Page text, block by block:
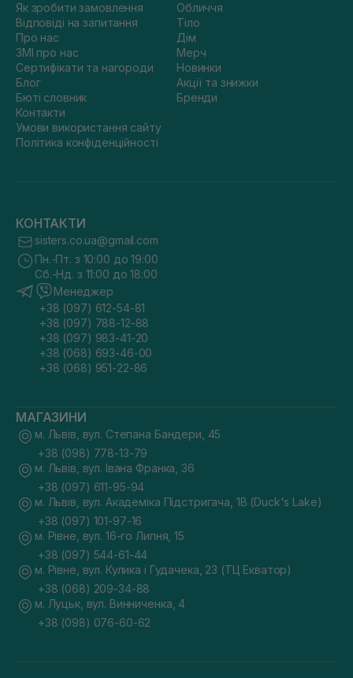
Як зробити замовлення
Відповіді на запитання
Про нас
ЗМІ про нас
Сертифікати та нагороди
Блог
Бюті словник
Контакти
Умови використання сайту
Політика конфіденційності
Обличчя
Тіло
Дім
Мерч
Новинки
Акції та знижки
Бренди
КОНТАКТИ
sisters.co.ua@gmail.com
Пн.-Пт. з 10:00 до 19:00
Сб.-Нд. з 11:00 до 18:00
Менеджер
+38 (097) 612-54-81
+38 (097) 788-12-88
+38 (097) 983-41-20
+38 (068) 693-46-00
+38 (068) 951-22-86
МАГАЗИНИ
м. Львів, вул. Степана Бандери, 45
+38 (098) 778-13-79
м. Львів, вул. Івана Франка, 36
+38 (097) 611-95-94
м. Львів, вул. Академіка Підстригача, 1В (Duck's Lake)
+38 (097) 101-97-16
м. Рівне, вул. 16-го Липня, 15
+38 (097) 544-61-44
м. Рівне, вул. Кулика і Гудачека, 23 (ТЦ Екватор)
+38 (068) 209-34-88
м. Луцьк, вул. Винниченка, 4
+38 (098) 076-60-62